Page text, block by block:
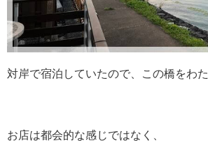
対岸で宿泊していたので、この橋をわ
お店は都会的な感じではなく、